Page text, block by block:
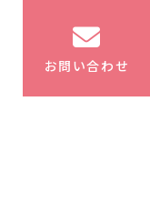
お問い合わせ